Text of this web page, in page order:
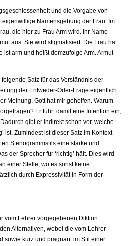
und die Vorgabe von
Namensgebung der Frau. Im
die hier zu Frau Arm wird. Ihr Name
aus. Sie wird stigmatisiert. Die Frau hat
ist arm und heißt demzufolge Arm. Armut
Satz für das Verständnis der
der Entweder-Oder-Frage eigentlich
Meinung, Gott hat mir geholfen. Warum
Er führt damit eine Intention ein,
gibt er indirekt schon vor, welche
ist. Zumindest ist dieser Satz im Kontext
Stenogrammstils eine starke und
der Sprecher für ‘richtig’ hält. Dies wird
einer Stelle, wo es sonst keine
durch Expressivität in Form der
vom Lehrer vorgegebenen Diktion:
Alternativen, wobei die vom Lehrer
sowie kurz und prägnant im Stil einer